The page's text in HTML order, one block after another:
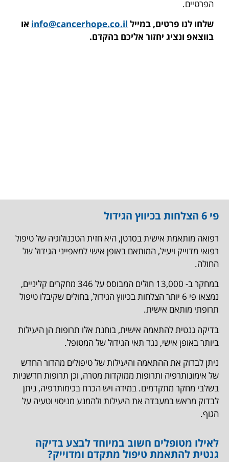
הפרטיים.
שלחו לנו פרטים, במייל info@cancerhope.co.ilאו
בווצאפ ונציג יחזור אליכם בהקדם.
פי 6 הצלחות בכיווץ הגידול
רפואה מותאמת אישית בסרטן, היא חזית הטכנולוגיה של טיפול
רפואי מדוייק ויעיל, המותאם באופן אישי למאפייני הגידול של
החולה.
במחקר ב- 13,000 חולים המבוסס על 346 מחקרים קליניים,
נמצאו פי 6 יותר הצלחות בכיווץ הגידול, בחולים שקיבלו טיפול
תרופתי מותאם אישית.
בדיקה גנטית להתאמה אישית, בוחנת אלו תרופות הן היעילות
ביותר באופן אישי, נגד תאי הגידול של המטופל.
ניתן לבדוק את ההתאמה והיעילות של טיפולים מהדור החדש
של אימונותרפיה ותרופות ממוקדות מטרה, וכן תרופות חדשניות
בשלבי מחקר מתקדמים. במידה ויש הכרח בכימותרפיה, ניתן
לבדוק מראש במעבדה את היעילות ולהמנע מניסוי וטעיה על
הגוף.
לאילו מטופלים חשוב במיוחד לבצע בדיקה
גנטית להתאמת טיפול מתקדם ומדוייק?